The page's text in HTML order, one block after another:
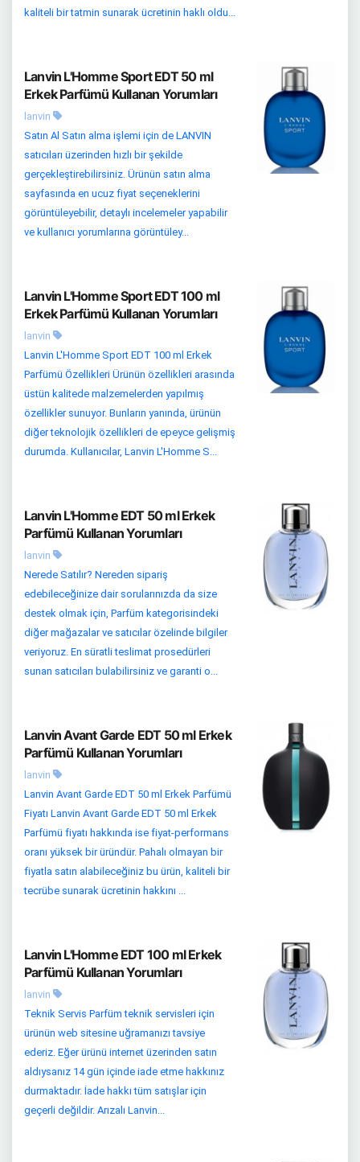
kaliteli bir tatmin sunarak ücretinin haklı oldu...
Lanvin L'Homme Sport EDT 50 ml
Erkek Parfümü Kullanan Yorumları
lanvin
Satın Al Satın alma işlemi için de LANVIN
satıcıları üzerinden hızlı bir şekilde
gerçekleştirebilirsiniz. Ürünün satın alma
sayfasında en ucuz fiyat seçeneklerini
görüntüleyebilir, detaylı incelemeler yapabilir
ve kullanıcı yorumlarına görüntüley...
Lanvin L'Homme Sport EDT 100 ml
Erkek Parfümü Kullanan Yorumları
lanvin
Lanvin L'Homme Sport EDT 100 ml Erkek
Parfümü Özellikleri Ürünün özellikleri arasında
üstün kalitede malzemelerden yapılmış
özellikler sunuyor. Bunların yanında, ürünün
diğer teknolojik özellikleri de epeyce gelişmiş
durumda. Kullanıcılar, Lanvin L'Homme S...
Lanvin L'Homme EDT 50 ml Erkek
Parfümü Kullanan Yorumları
lanvin
Nerede Satılır? Nereden sipariş
edebileceğinize dair sorularınızda da size
destek olmak için, Parfüm kategorisindeki
diğer mağazalar ve satıcılar özelinde bilgiler
veriyoruz. En süratli teslimat prosedürleri
sunan satıcıları bulabilirsiniz ve garanti o...
Lanvin Avant Garde EDT 50 ml Erkek
Parfümü Kullanan Yorumları
lanvin
Lanvin Avant Garde EDT 50 ml Erkek Parfümü
Fiyatı Lanvin Avant Garde EDT 50 ml Erkek
Parfümü fiyatı hakkında ise fiyat-performans
oranı yüksek bir üründür. Pahalı olmayan bir
fiyatla satın alabileceğiniz bu ürün, kaliteli bir
tecrübe sunarak ücretinin hakkını ...
Lanvin L'Homme EDT 100 ml Erkek
Parfümü Kullanan Yorumları
lanvin
Teknik Servis Parfüm teknik servisleri için
ürünün web sitesine uğramanızı tavsiye
ederiz. Eğer ürünü internet üzerinden satın
aldıysanız 14 gün içinde iade etme hakkınız
durmaktadır. İade hakkı tüm satışlar için
geçerli değildir. Arızalı Lanvin...